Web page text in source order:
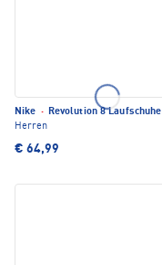
Nike · Revolution 8 Laufschuhe
Herren
€ 64,99